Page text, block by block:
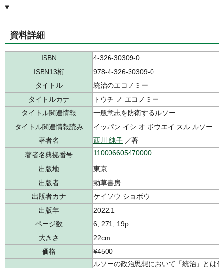
資料詳細
ISBN
4-326-30309-0
ISBN13桁
978-4-326-30309-0
タイトル
統治のエコノミー
タイトルカナ
トウチ ノ エコノミー
タイトル関連情報
一般意志を防衛するルソー
タイトル関連情報読み
イッパン イシ オ ボウエイ スル ルソー
著者名
西川 純子 ／著
著者名典拠番号
110006605470000
出版地
東京
出版者
勁草書房
出版者カナ
ケイソウ ショボウ
出版年
2022.1
ページ数
6, 271, 19p
大きさ
22cm
価格
¥4500
ルソーの政治思想において「統治」と